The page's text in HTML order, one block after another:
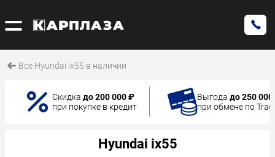
Все Hyundai ix55 в наличии
Скидка до 200 000 ₽
при покупке в кредит
Выгода до 250
при обмене по
Hyundai ix55